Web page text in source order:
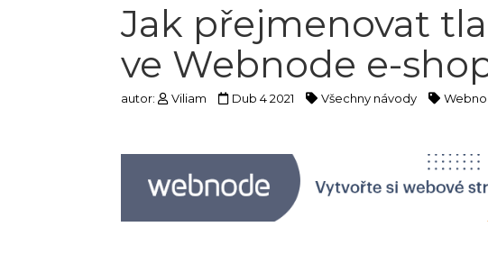
Jak přejmenovat
ve Webnode e-
autor: Viliam Dub 4 2021 Všechny návody